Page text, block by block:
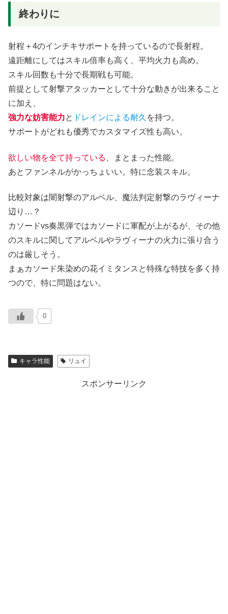
終わりに
射程＋4のインチキサポートを持っているので長射程。
遠距離にしてはスキル倍率も高く、平均火力も高め。
スキル回数も十分で長期戦も可能。
前提として射撃アタッカーとして十分な動きが出来ること
に加え、
強力な妨害能力と ドレインによる耐久 を持つ。
サポートがどれも優秀でカスタマイズ性も高い。
欲しい物を全て持っている
、まとまった性能。
あとファンネルがかっちょいい。特に念装スキル。
比較対象は闇射撃のアルベル、魔法判定射撃のラヴィーナ
辺り…？
カソードvs奏黒弾ではカソードに軍配が上がるが、その他
のスキルに関してアルベルやラヴィーナの火力に張り合う
のは厳しそう。
まぁカソード朱染めの花イミタンスと特殊な特技を多く持
つので、特に問題はない。
0
キャラ性能 リュイ
スポンサーリンク